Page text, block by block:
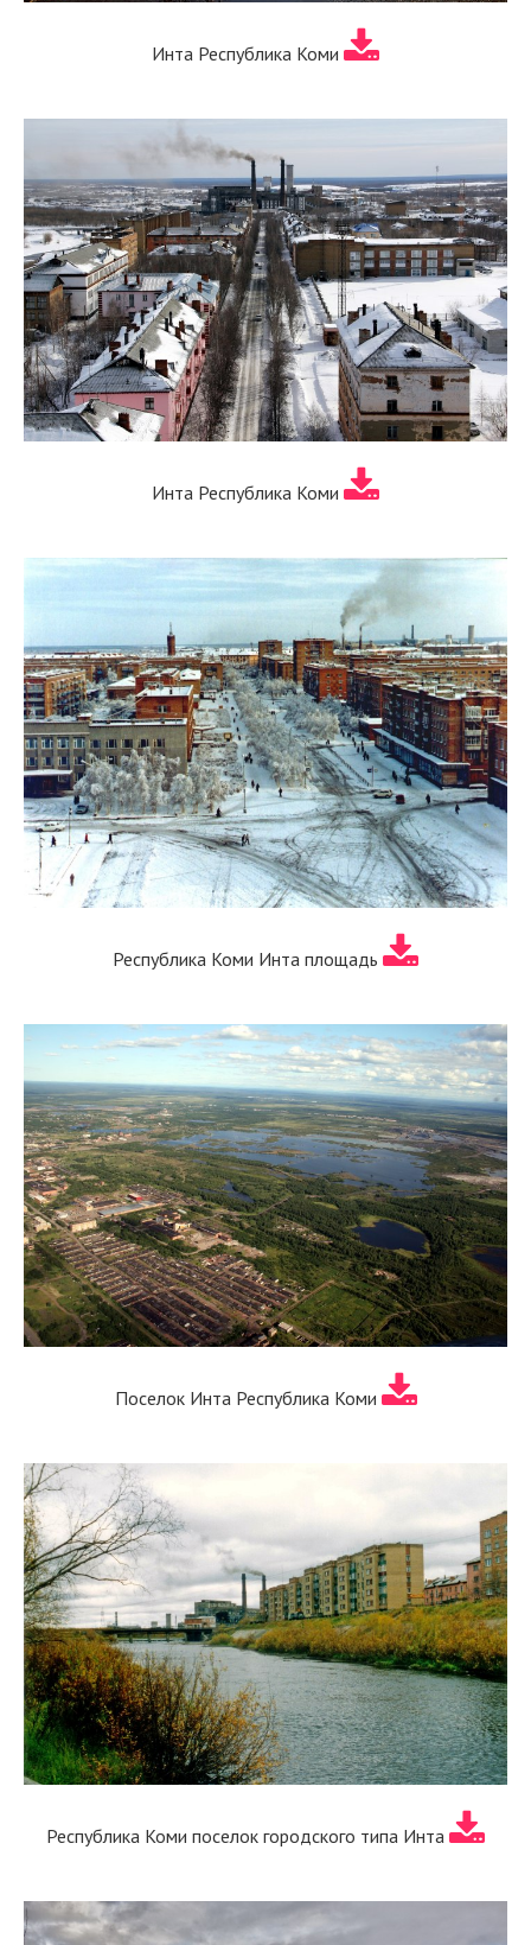
Инта Республика Коми
Инта Республика Коми
Республика Коми Инта площадь
Поселок Инта Республика Коми
Республика Коми поселок городского типа Инта